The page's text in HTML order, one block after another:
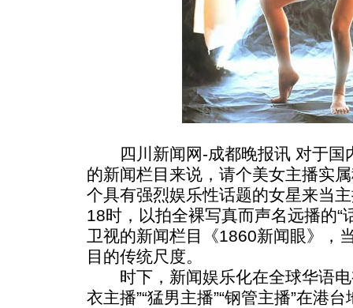
四川新闻网-成都晚报讯 对于国
的新闻栏目来说，请个美女主播实
个具有强烈娱乐性话题的女星来当
18时，以拍全裸写真而声名远播的“
卫视的新闻栏目《1860新闻眼》，
目的传统尺度。
时下，新闻娱乐化在全球华语电
衣主播”“猛男主播”“钢管主播”在港